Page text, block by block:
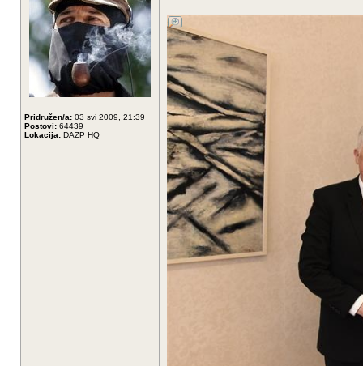
Pridružen/a: 03 svi 2009, 21:39
Postovi: 64439
Lokacija: DAZP HQ